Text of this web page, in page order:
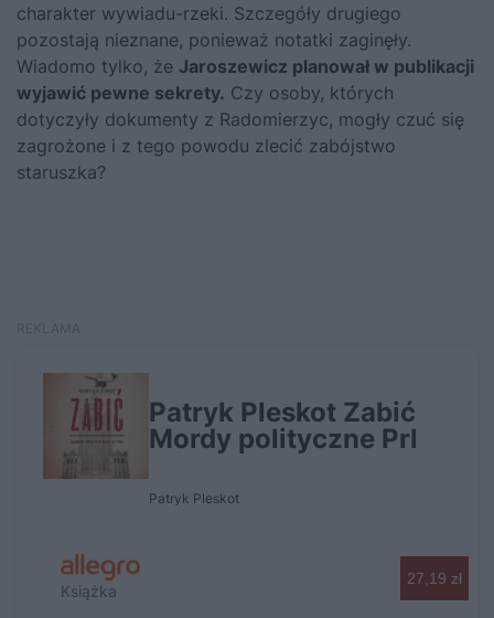
charakter wywiadu-rzeki. Szczegóły drugiego
pozostają nieznane, ponieważ notatki zaginęły.
Wiadomo tylko, że Jaroszewicz planował w publikacji
wyjawić pewne sekrety. Czy osoby, których
dotyczyły dokumenty z Radomierzyc, mogły czuć się
zagrożone i z tego powodu zlecić zabójstwo
staruszka?